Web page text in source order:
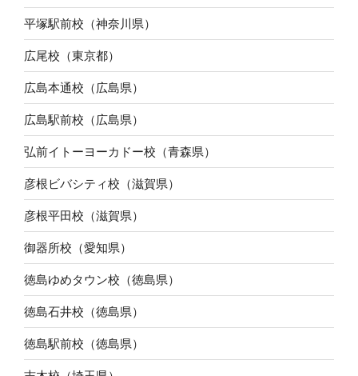
平塚駅前校（神奈川県）
広尾校（東京都）
広島本通校（広島県）
広島駅前校（広島県）
弘前イトーヨーカドー校（青森県）
彦根ビバシティ校（滋賀県）
彦根平田校（滋賀県）
御器所校（愛知県）
徳島ゆめタウン校（徳島県）
徳島石井校（徳島県）
徳島駅前校（徳島県）